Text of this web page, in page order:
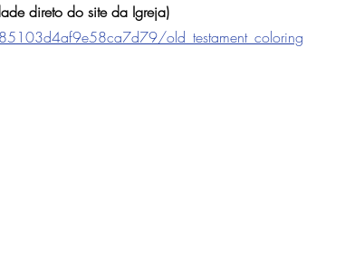
direto do site da Igreja)
old_testament_coloring